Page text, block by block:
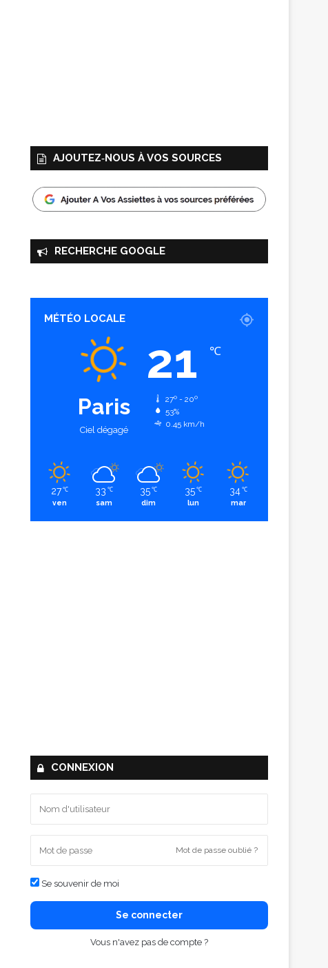
AJOUTEZ‑NOUS À VOS SOURCES
RECHERCHE GOOGLE
MÉTÉO LOCALE
Paris
Ciel dégagé
21 ℃
27º - 20º
53%
0.45 km/h
27 ℃
ven
33 ℃
sam
35 ℃
dim
35 ℃
lun
34 ℃
mar
CONNEXION
Mot de passe oublié ?
Se souvenir de moi
Se connecter
Vous n'avez pas de compte ?